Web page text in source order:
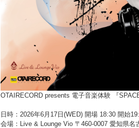
OTAIRECORD presents 電子音楽体験 『
日時：2026年6月17日(WED) 開場 18:30 開始
会場：Live & Lounge Vio 〒460-0007 愛知県